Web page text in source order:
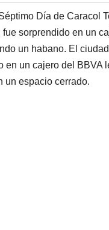
k
e
d
I
n
i
l
e
a
d
s
Día de Caracol
fue sorprendido en un
un habano. El
en un cajero del BBVA
un espacio cerrado.